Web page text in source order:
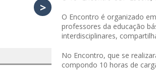
O Encontro é organizado
professores da educação
interdisciplinares,
No Encontro, que se
compondo 10 horas de
>